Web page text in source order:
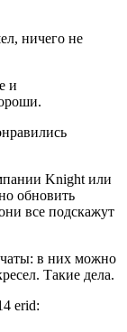
ничего не
и
Knight или
обновить
все подскажут
чаты: в них можно
Такие дела.
erid: